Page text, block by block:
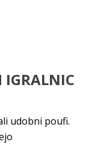
IGRALNIC
udobni poufi.